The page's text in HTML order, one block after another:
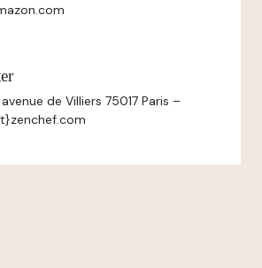
de Villiers 75017 Paris –